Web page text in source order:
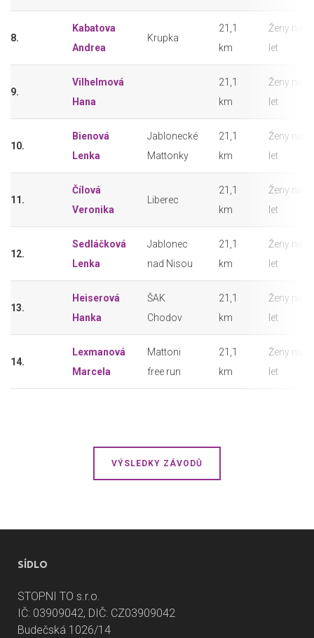
8.
Kabatova
Andrea
Krupka
21,1
km
Ženy nad
let
9.
Vilhelmová
Hana
21,1
km
Ženy nad
let
10.
Bienová
Lenka
Jablonecké
Mattonky
21,1
km
Ženy nad
let
11.
Čílová
Veronika
Liberec
21,1
km
Ženy nad
let
12.
Sedláčková
Lenka
Jablonec
nad Nisou
21,1
km
Ženy nad
let
13.
Heiserová
Hanka
ŠAK
Chodov
21,1
km
Ženy nad
let
14.
Lexmanová
Marcela
Mattoni
free run
21,1
km
Ženy nad
let
VÝSLEDKY ZÁVODŮ
SÍDLO
STOPNI TO s.r.o.
IČ: 03909042, DIČ: CZ03909042
Budečská 1026/14